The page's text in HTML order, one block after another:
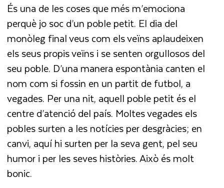
És una de les coses que més m’emociona
perquè jo soc d’un poble petit. El dia del
monòleg final veus com els veïns aplaudeixen
els seus propis veïns i se senten orgullosos del
seu poble. D’una manera espontània canten el
nom com si fossin en un partit de futbol, a
vegades. Per una nit, aquell poble petit és el
centre d’atenció del país. Moltes vegades els
pobles surten a les notícies per desgràcies; en
canvi, aquí hi surten per la seva gent, pel seu
humor i per les seves històries. Això és molt
bonic.